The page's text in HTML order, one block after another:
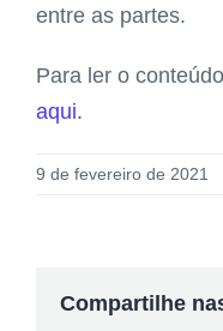
entre as partes.
Para ler o
aqui.
9 de fevereiro de 2021
Compartilhe